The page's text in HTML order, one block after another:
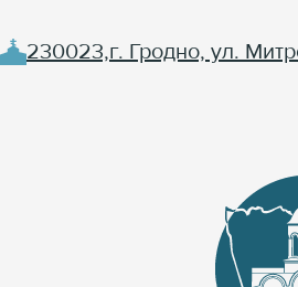
230023,г. Гродно, ул.